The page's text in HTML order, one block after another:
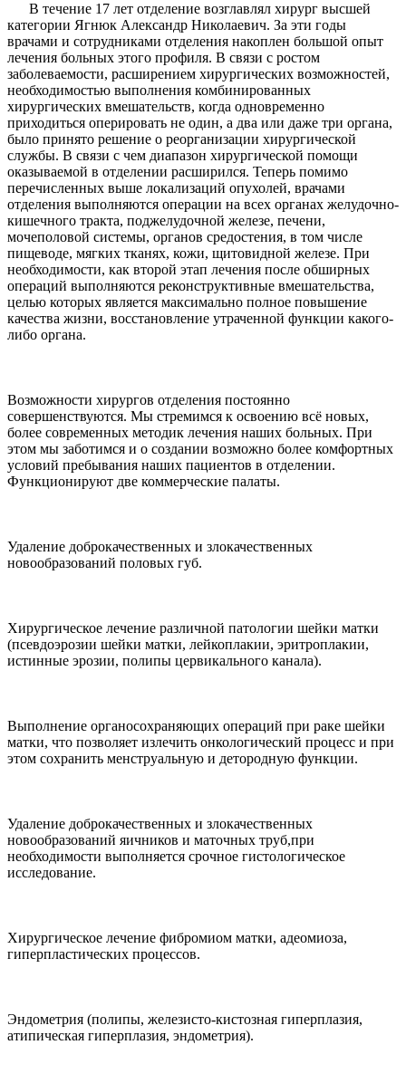
В течение 17 лет отделение возглавлял хирург высшей
категории Ягнюк Александр Николаевич. За эти годы
врачами и сотрудниками отделения накоплен большой опыт
лечения больных этого профиля. В связи с ростом
заболеваемости, расширением хирургических возможностей,
необходимостью выполнения комбинированных
хирургических вмешательств, когда одновременно
приходиться оперировать не один, а два или даже три органа,
было принято решение о реорганизации хирургической
службы. В связи с чем диапазон хирургической помощи
оказываемой в отделении расширился. Теперь помимо
перечисленных выше локализаций опухолей, врачами
отделения выполняются операции на всех органах желудочно-
кишечного тракта, поджелудочной железе, печени,
мочеполовой системы, органов средостения, в том числе
пищеводе, мягких тканях, кожи, щитовидной железе. При
необходимости, как второй этап лечения после обширных
операций выполняются реконструктивные вмешательства,
целью которых является максимально полное повышение
качества жизни, восстановление утраченной функции какого-
либо органа.
Возможности хирургов отделения постоянно
совершенствуются. Мы стремимся к освоению всё новых,
более современных методик лечения наших больных. При
этом мы заботимся и о создании возможно более комфортных
условий пребывания наших пациентов в отделении.
Функционируют две коммерческие палаты.
Удаление доброкачественных и злокачественных
новообразований половых губ.
Хирургическое лечение различной патологии шейки матки
(псевдоэрозии шейки матки, лейкоплакии, эритроплакии,
истинные эрозии, полипы цервикального канала).
Выполнение органосохраняющих операций при раке шейки
матки, что позволяет излечить онкологический процесс и при
этом сохранить менструальную и детородную функции.
Удаление доброкачественных и злокачественных
новообразований яичников и маточных труб,при
необходимости выполняется срочное гистологическое
исследование.
Хирургическое лечение фибромиом матки, адеомиоза,
гиперпластических процессов.
Эндометрия (полипы, железисто-кистозная гиперплазия,
атипическая гиперплазия, эндометрия).